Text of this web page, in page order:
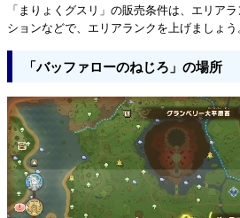
「まりょくグスリ」の販売条件は、エリア
ションなどで、エリアランクを上げましょう。
「バッファローのねじろ」の場所